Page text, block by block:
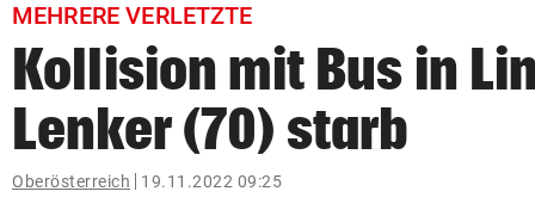
bookmark
search
Suchbegriff
eingeben
MEHRERE VERLETZTE
Kollision mit Bus in
Lenker (70) starb
Oberösterreich 19.11.2022 09:25